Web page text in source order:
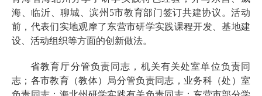
海、临沂、聊城、滨州5市教育部门签订共建协议。活动
前，代表们实地观摩了东营市研学实践课程开发、基地建
设、活动组织等方面的创新做法。
省教育厅分管负责同志，机关有关处室单位负责同
志；各市教育（教体）局分管负责同志，业务科（处）室